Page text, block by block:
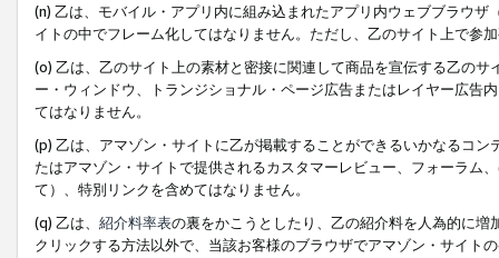
(n) 乙は、モバイル・アプリ内に組み込まれたアプリ内ウェブブラウ
イトの中でフレーム化してはなりません。ただし、乙のサイト上で参
(o) 乙は、乙のサイト上の素材と密接に関連して商品を宣伝する乙の
ー・ウィンドウ、トランジショナル・ページ広告またはレイヤー広告
てはなりません。
(p) 乙は、アマゾン・サイトに乙が掲載することができるいかなるコ
たはアマゾン・サイトで提供されるカスタマーレビュー、フォーラム
て）、特別リンクを含めてはなりません。
(q) 乙は、 紹介料率表の裏をかこうとしたり、乙の紹介料を人為的に
クリックする方法以外で、当該お客様のブラウザでアマゾン・サイト